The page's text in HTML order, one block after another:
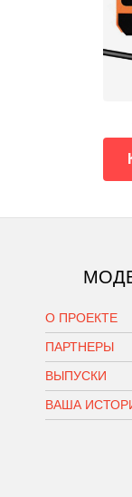
О ПРОЕКТЕ
ПАРТНЕРЫ
ВЫПУСКИ
ВАША